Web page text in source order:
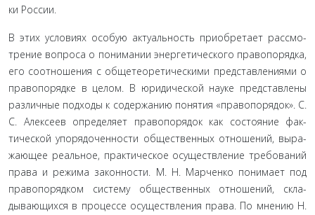
ки России.
В этих условиях особую актуальность приобретает рассмо­
трение вопроса о понимании энергетического правопорядка,
его соотношения с общетеоретическими представлениями о
правопорядке в целом. В юридической науке представлены
различные подходы к содержанию понятия «правопорядок». С.
С. Алексеев определяет правопорядок как состояние фак­
тической упорядоченности общественных отношений, выра­
жающее реальное, практическое осуществление требований
права и режима законности. М. Н. Марченко понимает под
правопорядком систему общественных отношений, скла­
дывающихся в процессе осуществления права. По мнению Н.